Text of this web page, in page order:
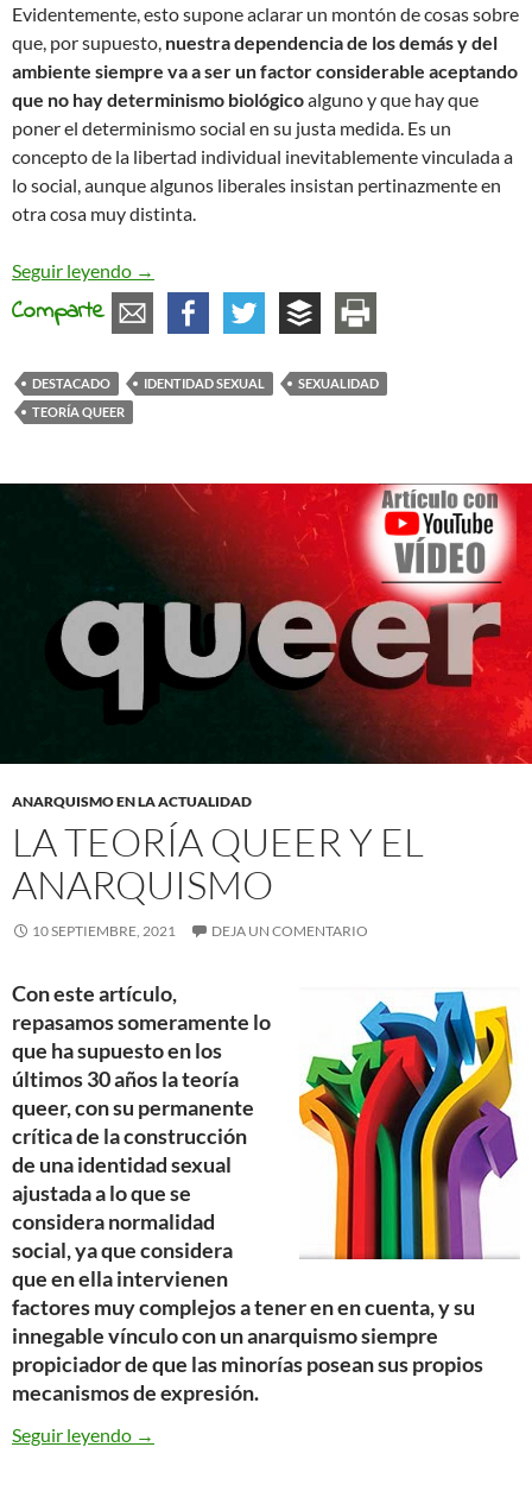
Evidentemente, esto supone aclarar un montón de cosas sobre
que, por supuesto, nuestra dependencia de los demás y del
ambiente siempre va a ser un factor considerable aceptando
que no hay determinismo biológicoalguno y que hay que
poner el determinismo social en su justa medida. Es un
concepto de la libertad individual inevitablemente vinculada a
lo social, aunque algunos liberales insistan pertinazmente en
otra cosa muy distinta.
Seguir leyendo A vueltas sobre lo queer
→
Comparte
DESTACADO IDENTIDAD SEXUAL
SEXUALIDAD
TEORÍA QUEER
ANARQUISMO EN LA ACTUALIDAD
LA TEORÍA QUEER Y EL
ANARQUISMO
10 SEPTIEMBRE, 2021 DEJA UN COMENTARIO
Con este artículo,
repasamos someramente lo
que ha supuesto en los
últimos 30 años la teoría
queer, con su permanente
crítica de la construcción
de una identidad sexual
ajustada a lo que se
considera normalidad
social, ya que considera
que en ella intervienen
factores muy complejos a tener en en cuenta, y su
innegable vínculo con un anarquismo siempre
propiciador de que las minorías posean sus propios
mecanismos de expresión.
Seguir leyendo La teoría queer y el anarquismo
→